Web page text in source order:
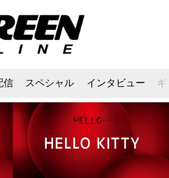
信 スペシャル インタビュー